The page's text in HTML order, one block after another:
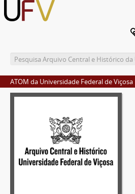
ATOM da Universidade Federal de Viçosa